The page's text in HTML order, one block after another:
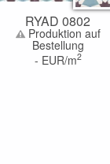
RYAD 0802
Produktion auf
Bestellung
- EUR/m2